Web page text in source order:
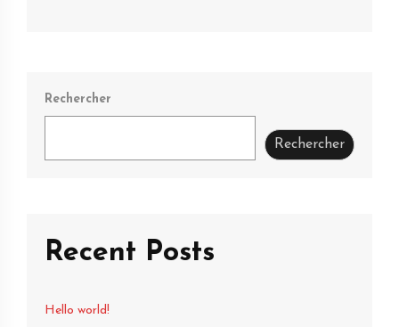
Rechercher
Rechercher
Recent Posts
Hello world!